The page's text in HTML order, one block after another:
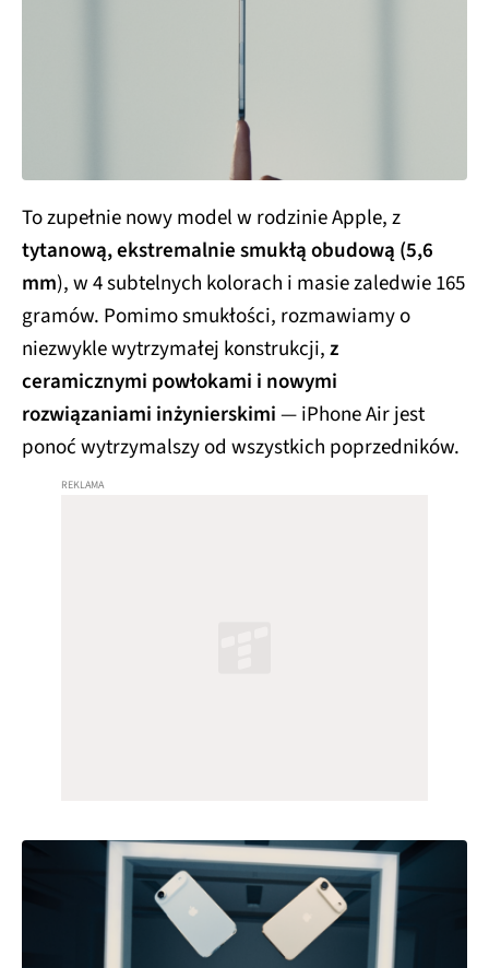
To zupełnie nowy model w rodzinie Apple, z
tytanową, ekstremalnie smukłą obudową (5,6
mm), w 4 subtelnych kolorach i masie zaledwie 165
gramów. Pomimo smukłości, rozmawiamy o
niezwykle wytrzymałej konstrukcji,z
ceramicznymi powłokami i nowymi
rozwiązaniami inżynierskimi— iPhone Air jest
ponoć wytrzymalszy od wszystkich poprzedników.